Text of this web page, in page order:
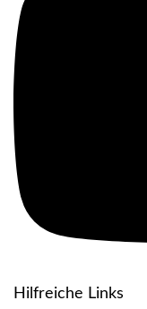
Hilfreiche Links